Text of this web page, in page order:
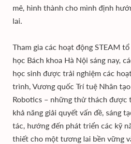
mê, hình thành cho mình định
lai.
Tham gia các hoạt động STEAM
học Bách khoa Hà Nội sáng nay,
học sinh được trải nghiệm các
trình, Vương quốc Trí tuệ Nhân
Robotics – những thử thách được
khả năng giải quyết vấn đề, sáng
tác, hướng đến phát triển các kỹ
thiết cho một tương lai bền vững